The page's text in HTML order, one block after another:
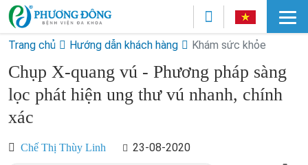
Trang chủ Hướng dẫn khách hàng Khám sức khỏe
Chụp X-quang vú - Phương pháp sàng
lọc phát hiện ung thư vú nhanh, chính
xác
Chế Thị Thùy Linh 23-08-2020